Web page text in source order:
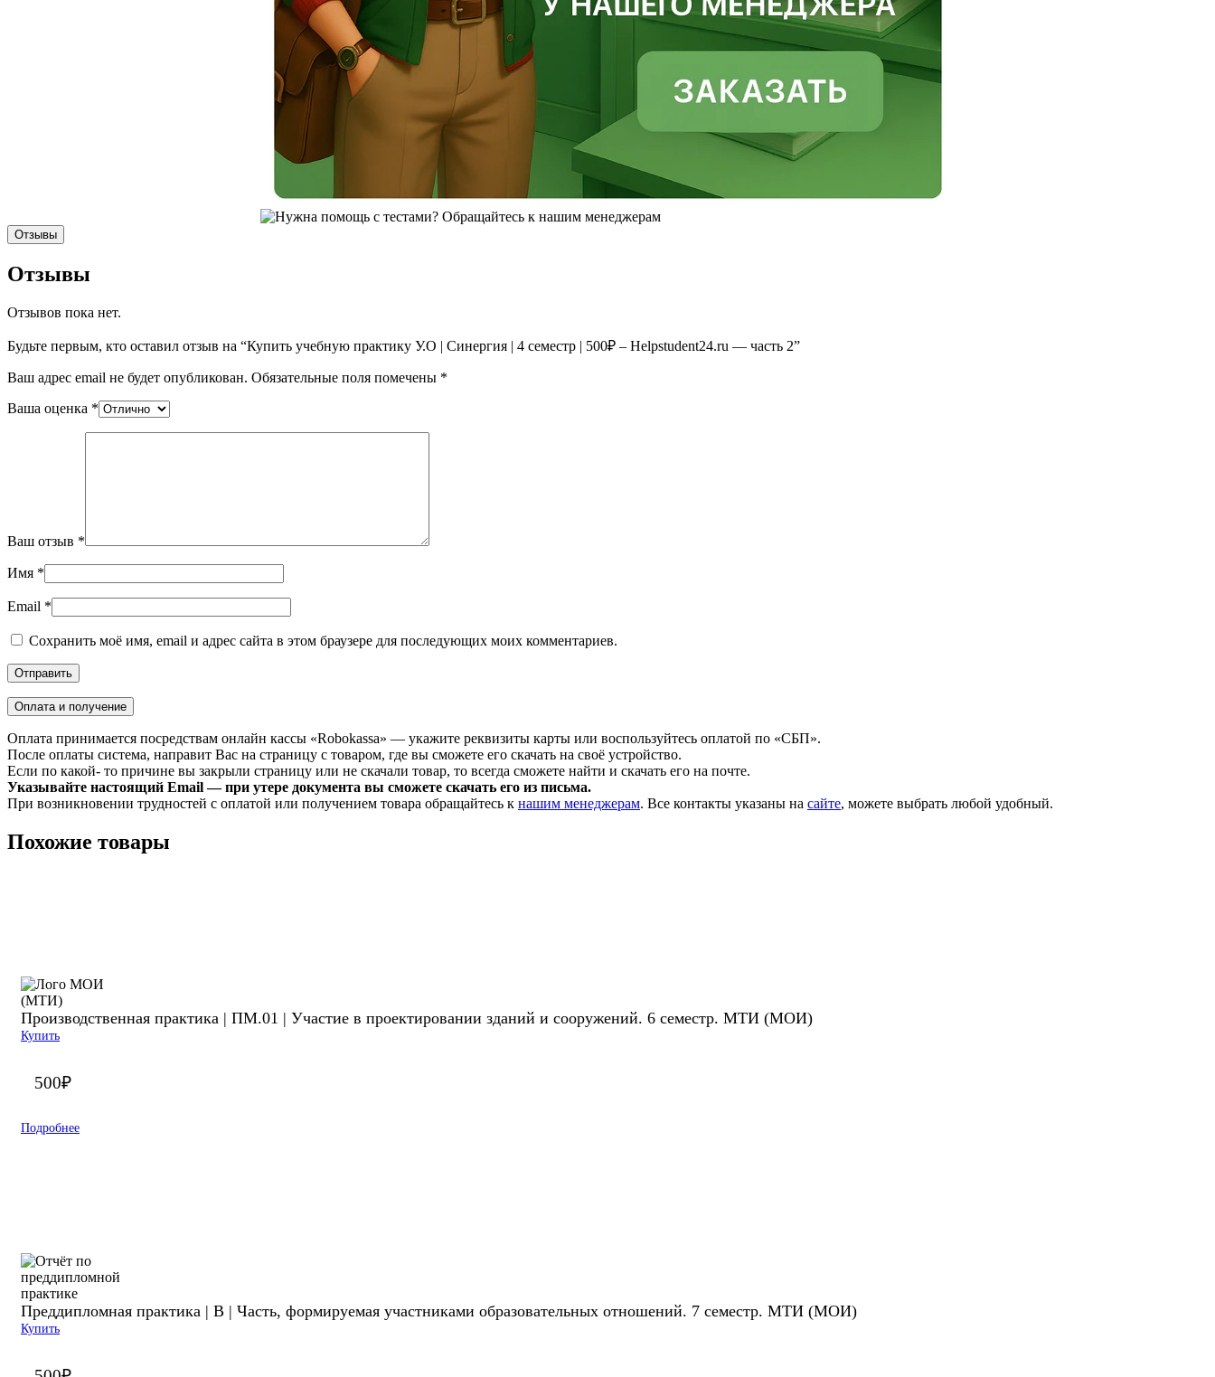
Отзывы
Отзывы
Отзывов пока нет.
Будьте первым, кто оставил отзыв на “Купить учебную практику У.О | Синергия | 4 семестр | 500₽ – Helpstudent24.ru — часть 2”
Ваш адрес email не будет опубликован. Обязательные поля помечены *
Ваша оценка *
Ваш отзыв *
Имя *
Email *
Сохранить моё имя, email и адрес сайта в этом браузере для последующих моих комментариев.
Оплата и получение
Оплата принимается посредствам онлайн кассы «Robokassa» — укажите реквизиты карты или воспользуйтесь оплатой по «СБП».
После оплаты система, направит Вас на страницу с товаром, где вы сможете его скачать на своё устройство.
Если по какой- то причине вы закрыли страницу или не скачали товар, то всегда сможете найти и скачать его на почте.
Указывайте настоящий Email — при утере документа вы сможете скачать его из письма.
При возникновении трудностей с оплатой или получением товара обращайтесь к нашим менеджерам. Все контакты указаны на сайте, можете выбрать любой удобный.
Похожие товары
Производственная практика | ПМ.01 | Участие в проектировании зданий и сооружений. 6 семестр. МТИ (МОИ)
Купить
500₽
Подробнее
Преддипломная практика | В | Часть, формируемая участниками образовательных отношений. 7 семестр. МТИ (МОИ)
Купить